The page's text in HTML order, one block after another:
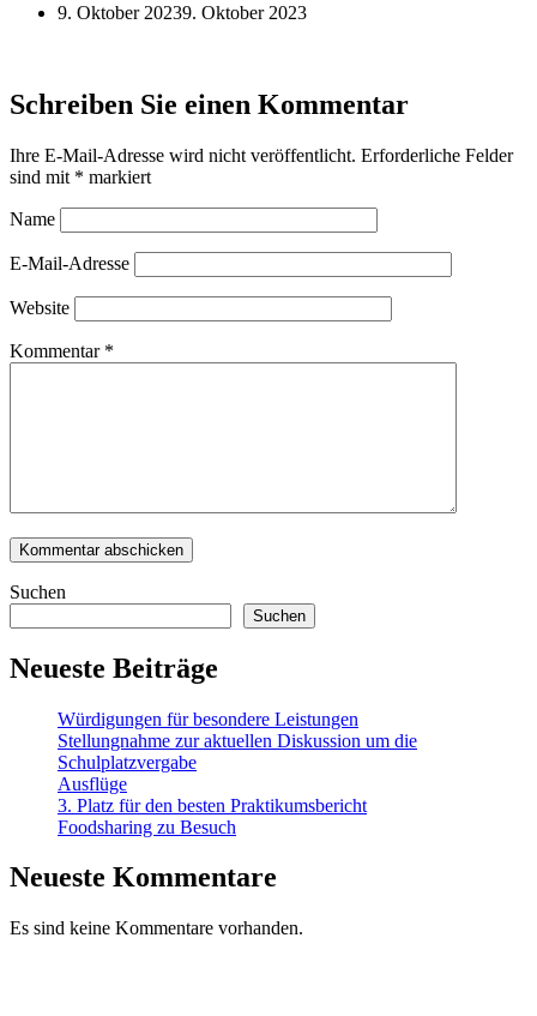
9. Oktober 20239. Oktober 2023
Schreiben Sie einen Kommentar
Ihre E-Mail-Adresse wird nicht veröffentlicht. Erforderliche Felder
sind mit * markiert
Name
E-Mail-Adresse
Website
Kommentar *
Suchen
Suchen
Neueste Beiträge
Würdigungen für besondere Leistungen
Stellungnahme zur aktuellen Diskussion um die
Schulplatzvergabe
Ausflüge
3. Platz für den besten Praktikumsbericht
Foodsharing zu Besuch
Neueste Kommentare
Es sind keine Kommentare vorhanden.